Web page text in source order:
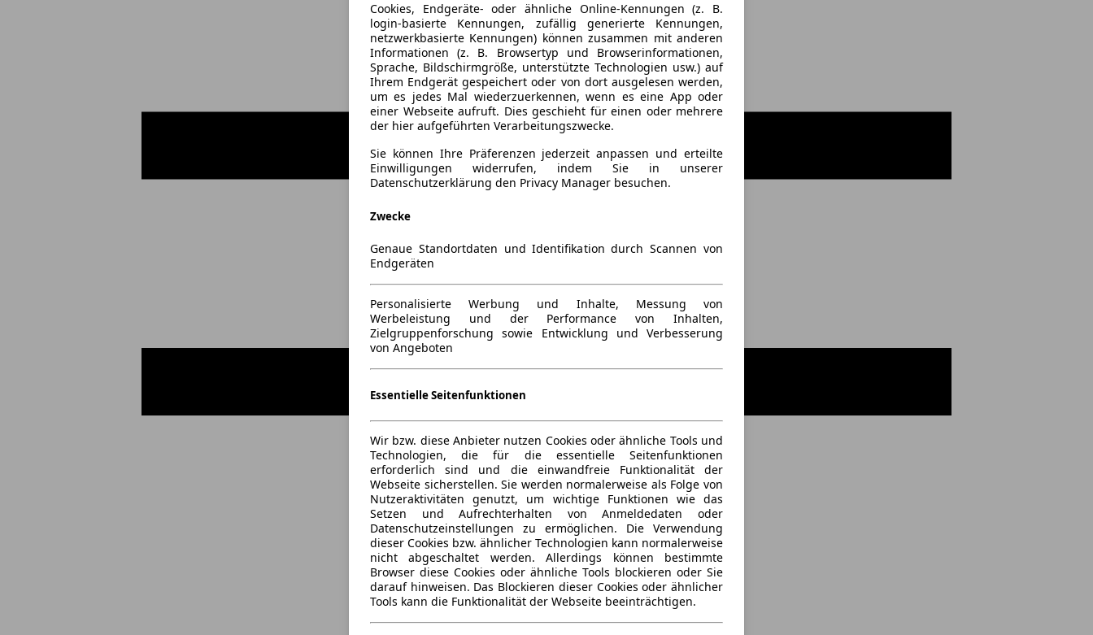
Cookies, Endgeräte- oder ähnliche Online-Kennungen (z. B.
login-basierte Kennungen, zufällig generierte Kennungen,
netzwerkbasierte Kennungen) können zusammen mit anderen
Informationen (z. B. Browsertyp und Browserinformationen,
Sprache, Bildschirmgröße, unterstützte Technologien usw.) auf
Ihrem Endgerät gespeichert oder von dort ausgelesen werden,
um es jedes Mal wiederzuerkennen, wenn es eine App oder
einer Webseite aufruft. Dies geschieht für einen oder mehrere
der hier aufgeführten Verarbeitungszwecke.
Sie können Ihre Präferenzen jederzeit anpassen und erteilte
Einwilligungen widerrufen, indem Sie in unserer
Datenschutzerklärung den Privacy Manager besuchen.
Zwecke
Genaue Standortdaten und Identifikation durch Scannen von
Endgeräten
Personalisierte Werbung und Inhalte, Messung von
Werbeleistung und der Performance von Inhalten,
Zielgruppenforschung sowie Entwicklung und Verbesserung
von Angeboten
Essentielle Seitenfunktionen
Wir bzw. diese Anbieter nutzen Cookies oder ähnliche Tools und
Technologien, die für die essentielle Seitenfunktionen
erforderlich sind und die einwandfreie Funktionalität der
Webseite sicherstellen. Sie werden normalerweise als Folge von
Nutzeraktivitäten genutzt, um wichtige Funktionen wie das
Setzen und Aufrechterhalten von Anmeldedaten oder
Datenschutzeinstellungen zu ermöglichen. Die Verwendung
dieser Cookies bzw. ähnlicher Technologien kann normalerweise
nicht abgeschaltet werden. Allerdings können bestimmte
Browser diese Cookies oder ähnliche Tools blockieren oder Sie
darauf hinweisen. Das Blockieren dieser Cookies oder ähnlicher
Tools kann die Funktionalität der Webseite beeinträchtigen.